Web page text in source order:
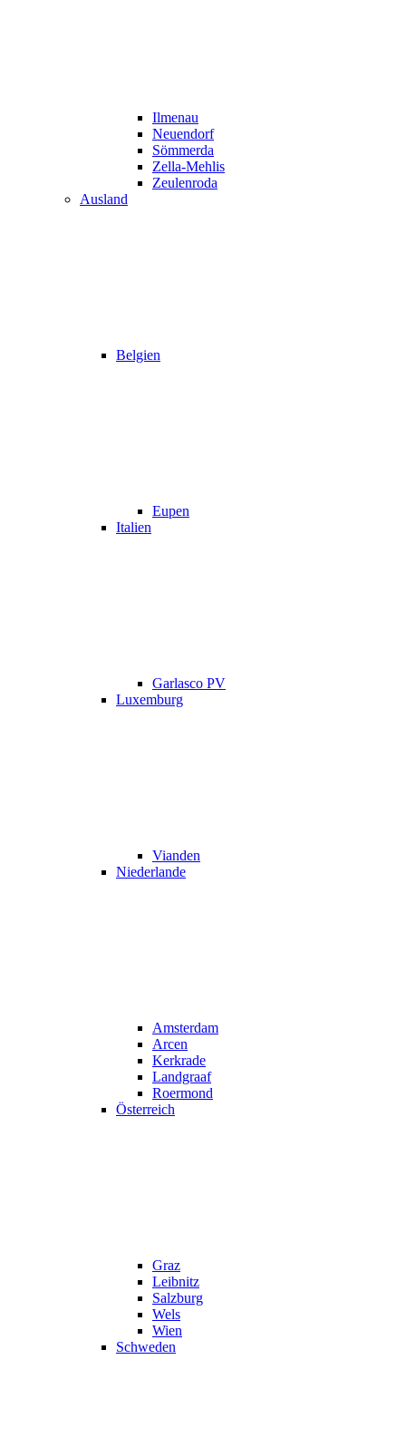
Ilmenau
Neuendorf
Sömmerda
Zella-Mehlis
Zeulenroda
Ausland
Belgien
Eupen
Italien
Garlasco PV
Luxemburg
Vianden
Niederlande
Amsterdam
Arcen
Kerkrade
Landgraaf
Roermond
Österreich
Graz
Leibnitz
Salzburg
Wels
Wien
Schweden